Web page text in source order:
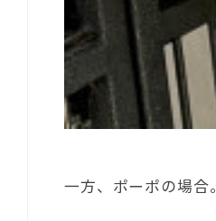
一方、ポーポの場合。